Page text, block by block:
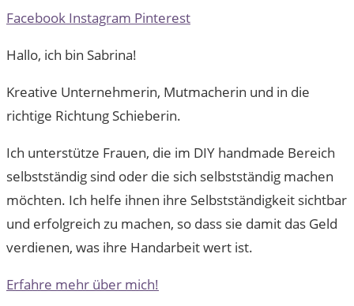
Facebook Instagram Pinterest
Hallo, ich bin Sabrina!
Kreative Unternehmerin, Mutmacherin und in die
richtige Richtung Schieberin.
Ich unterstütze Frauen, die im DIY handmade Bereich
selbstständig sind oder die sich selbstständig machen
möchten. Ich helfe ihnen ihre Selbstständigkeit sichtbar
und erfolgreich zu machen, so dass sie damit das Geld
verdienen, was ihre Handarbeit wert ist.
Erfahre mehr über mich!